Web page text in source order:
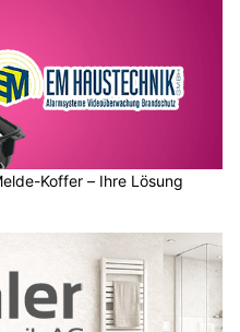
Koffer – Ihre Lösung